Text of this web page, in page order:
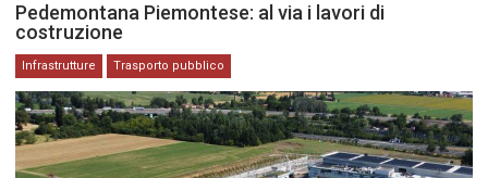
Pedemontana Piemontese: al via i lavori di
costruzione
Infrastrutture Trasporto pubblico